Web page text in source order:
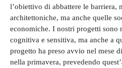
l’obiettivo di abbattere le barriera,
architettoniche, ma anche quelle
economiche. I nostri progetti sono
cognitiva e sensitiva, ma anche a
progetto ha preso avvio nel mese
nella primavera, prevedendo